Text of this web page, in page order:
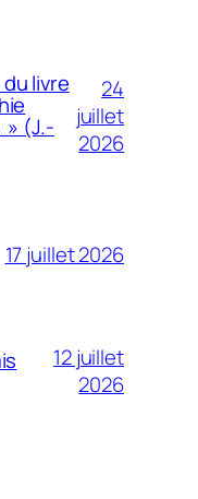
livre
» (J.-
24
juillet
2026
17 juillet 2026
12 juillet
2026